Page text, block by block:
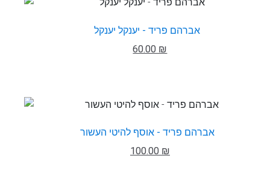
אברהם פריד - יענקל יענקל
60.00 ₪
אברהם פריד - אוסף להיטי העשור
100.00 ₪